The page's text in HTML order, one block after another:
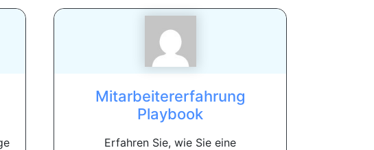
Mitarbeitererfahrung
Playbook
Erfahren Sie, wie Sie eine